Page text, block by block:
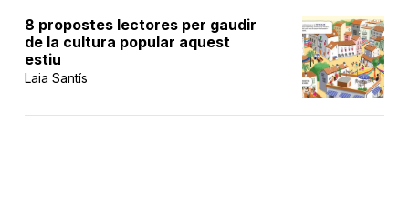
8 propostes lectores per gaudir
de la cultura popular aquest
estiu
Laia Santís